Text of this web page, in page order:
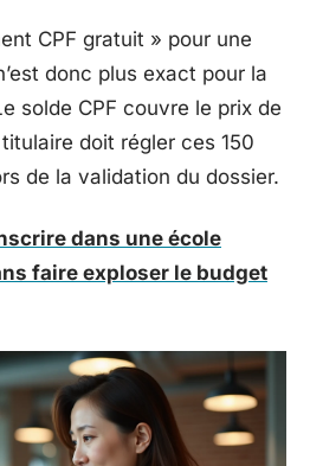
CPF gratuit » pour une
donc plus exact pour la
solde CPF couvre le prix de
doit régler ces 150
de la validation du dossier.
dans une école
faire exploser le budget